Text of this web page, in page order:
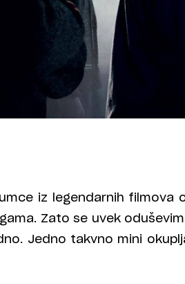
iz legendarnih filmova
Zato se uvek
Jedno takvno mini